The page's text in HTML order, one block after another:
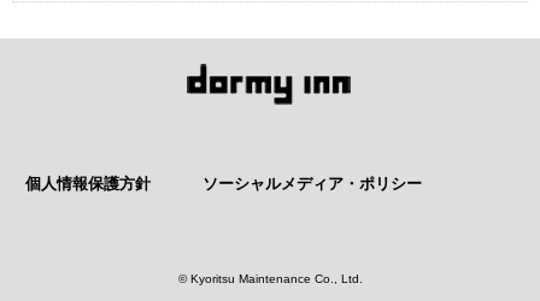
個人情報保護方針 ソーシャルメディア・ポリシー
© Kyoritsu Maintenance Co., Ltd.